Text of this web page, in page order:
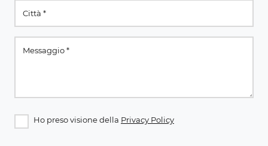
Ho preso visione della Privacy Policy